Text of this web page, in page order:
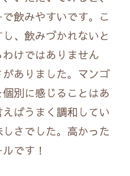
飲みやすいです。こ
、飲みづかれないと
けではありません
ありました。マンゴ
別に感じることはあ
ばうまく調和してい
さでした。高かった
です！